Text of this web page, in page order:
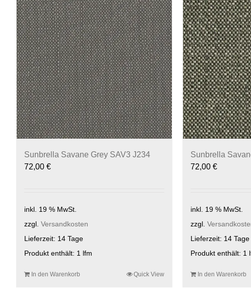
Sunbrella Savane Grey SAV3 J234
72,00 €
inkl. 19 % MwSt.
zzgl. Versandkosten
Lieferzeit: 14 Tage
Produkt enthält: 1 lfm
In den Warenkorb Quick View
Sunbrella
72,00 €
inkl. 19 % MwSt.
zzgl.
Lieferzeit: 14 Tage
Produkt enthält: 1
In den Warenkorb